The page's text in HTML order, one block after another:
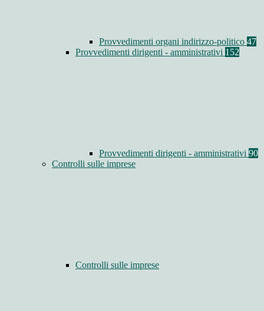
Provvedimenti organi indirizzo-politico 47
Provvedimenti dirigenti - amministrativi 152
Provvedimenti dirigenti - amministrativi 90
Controlli sulle imprese
Controlli sulle imprese